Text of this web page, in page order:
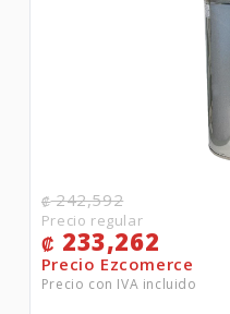
₡242,592
₡ 233,262